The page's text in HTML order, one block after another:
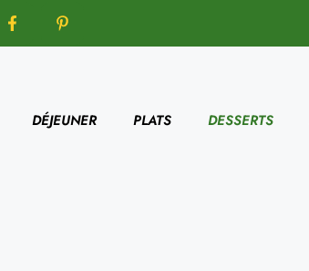
DÉJEUNER PLATS DESSERTS